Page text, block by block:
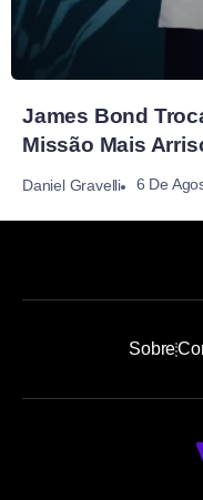
James Bond
Missão Mais
Daniel Gravelli 6 De
Sobre